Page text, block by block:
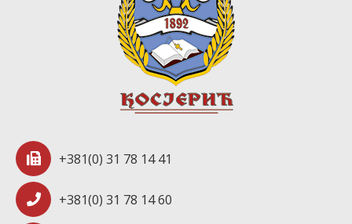
+381(0) 31 78 14 41
+381(0) 31 78 14 60